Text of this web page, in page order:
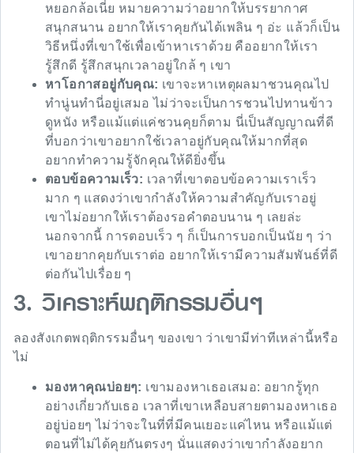
หยอกล้อเนี่ย หมายความว่าอยากให้บรรยากาศ
สนุกสนาน อยากให้เราคุยกันได้เพลิน ๆ อ่ะ แล้วก็เป็น
วิธีหนึ่งที่เขาใช้เพื่อเข้าหาเราด้วย คืออยากให้เรา
รู้สึกดี รู้สึกสนุกเวลาอยู่ใกล้ ๆ เขา
หาโอกาสอยู่กับคุณ: เขาจะหาเหตุผลมาชวนคุณไป
ทำนู่นทำนี่อยู่เสมอ ไม่ว่าจะเป็นการชวนไปทานข้าว
ดูหนัง หรือแม้แต่แค่ชวนคุยก็ตาม นี่เป็นสัญญาณที่ดี
ที่บอกว่าเขาอยากใช้เวลาอยู่กับคุณให้มากที่สุด
อยากทำความรู้จักคุณให้ดียิ่งขึ้น
ตอบข้อความเร็ว: เวลาที่เขาตอบข้อความเราเร็ว
มาก ๆ แสดงว่าเขากำลังให้ความสำคัญกับเราอยู่
เขาไม่อยากให้เราต้องรอคำตอบนาน ๆ เลยล่ะ
นอกจากนี้ การตอบเร็ว ๆ ก็เป็นการบอกเป็นนัย ๆ ว่า
เขาอยากคุยกับเราต่อ อยากให้เรามีความสัมพันธ์ที่ดี
ต่อกันไปเรื่อย ๆ
3. วิเคราะห์พฤติกรรมอื่นๆ
ลองสังเกตพฤติกรรมอื่นๆ ของเขา ว่าเขามีท่าทีเหล่านี้หรือ
ไม่
มองหาคุณบ่อยๆ: เขามองหาเธอเสมอ: อยากรู้ทุก
อย่างเกี่ยวกับเธอ เวลาที่เขาเหลือบสายตามองหาเธอ
อยู่บ่อยๆ ไม่ว่าจะในที่ที่มีคนเยอะแค่ไหน หรือแม้แต่
ตอนที่ไม่ได้คุยกันตรงๆ นั่นแสดงว่าเขากำลังอยาก